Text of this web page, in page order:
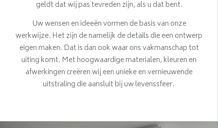
geldt dat wij pas tevreden zijn, als u dat bent.
Uw wensen en ideeën vormen de basis van onze
werkwijze. Het zijn de namelijk de details die een ontwerp
eigen maken. Dat is dan ook waar ons vakmanschap tot
uiting komt. Met hoogwaardige materialen, kleuren en
afwerkingen creëren wij een unieke en vernieuwende
uitstraling die aansluit bij uw levenssfeer.